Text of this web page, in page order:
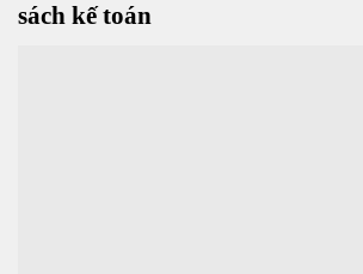
sách kế toán